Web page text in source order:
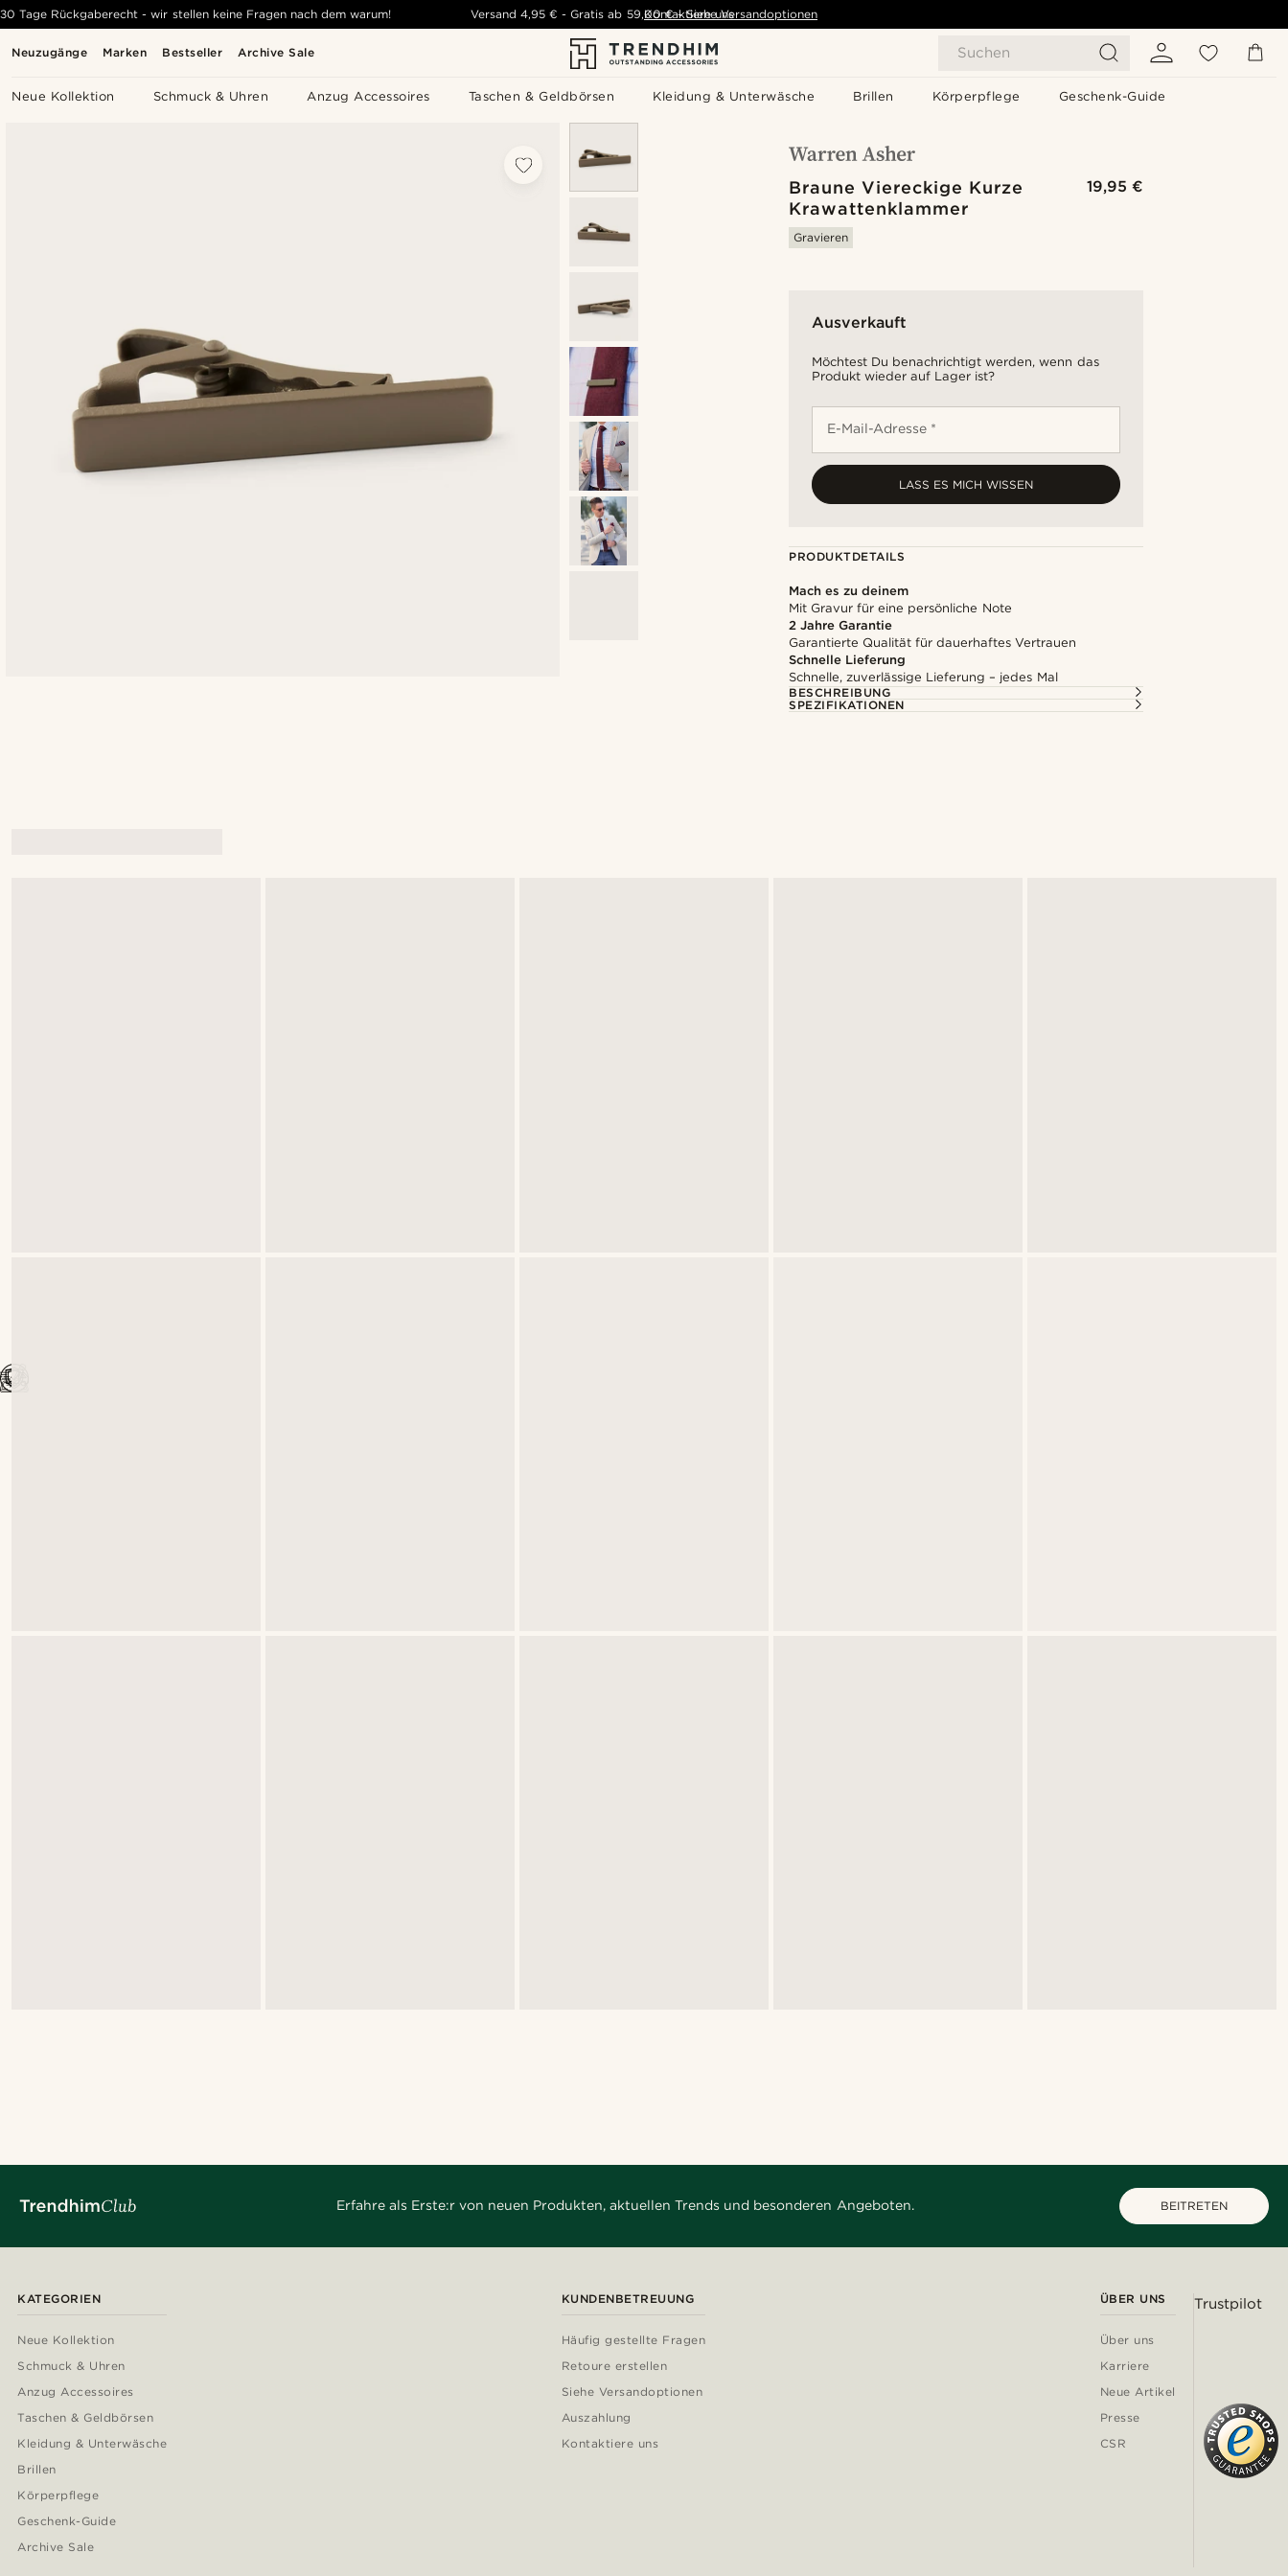
Neuzugänge Marken Bestseller Archive Sale Suchen
Neue Kollektion Schmuck & Uhren Anzug Accessoires Taschen & Geldbörsen Kleidung & Unterwäsche Brillen Körperpflege Geschenk-Guide
30 Tage Rückgaberecht - wir stellen keine Fragen nach dem warum! Versand 4,95 € -Gratis ab 59,00 € - Siehe Versandoptionen
Kontaktiere uns
Braune Viereckige Kurze
Krawattenklammer
19,95 €
Gravieren
Ausverkauft
Möchtest Du benachrichtigt werden, wenn das
Produkt wieder auf Lager ist?
E-Mail-Adresse *
LASS ES MICH WISSEN
PRODUKTDETAILS
Mach es zu deinem
Mit Gravur für eine persönliche Note
2 Jahre Garantie
Garantierte Qualität für dauerhaftes Vertrauen
Schnelle Lieferung
Schnelle, zuverlässige Lieferung – jedes Mal
BESCHREIBUNG
SPEZIFIKATIONEN
Erfahre als Erste:r von neuen Produkten, aktuellen Trends und besonderen Angeboten. BEITRETEN
KATEGORIEN
Neue Kollektion
Schmuck & Uhren
Anzug Accessoires
Taschen & Geldbörsen
Kleidung & Unterwäsche
Brillen
Körperpflege
Geschenk-Guide
Archive Sale
KUNDENBETREUUNG
Häufig gestellte Fragen
Retoure erstellen
Siehe Versandoptionen
Auszahlung
Kontaktiere uns
ÜBER UNS
Über uns
Karriere
Neue Artikel
Presse
CSR
Trustpilot